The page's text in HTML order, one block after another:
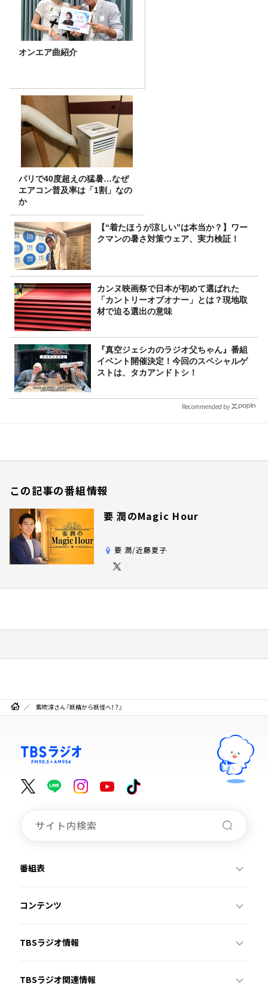
オンエア曲紹介
パリで40度超えの猛暑…なぜ
エアコン普及率は「1割」なの
か
【“着たほうが涼しい”は本当か？】ワー
クマンの暑さ対策ウェア、実力検証！
カンヌ映画祭で日本が初めて選ばれた
「カントリーオブオナー」とは？現地取
材で迫る選出の意味
『真空ジェシカのラジオ父ちゃん』番組
イベント開催決定！今回のスペシャルゲ
ストは、タカアンドトシ！
Recommended by
この記事の番組情報
要 潤のMagic Hour
要 潤/近藤夏子
紫吹淳さん『妖精から妖怪へ！？』
番組表
コンテンツ
TBSラジオ情報
TBSラジオ関連情報